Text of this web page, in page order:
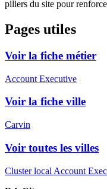
piliers du site pour
Pages utiles
Voir la fiche métier
Account Executive
Voir la fiche ville
Carvin
Voir toutes les villes
Cluster local Account